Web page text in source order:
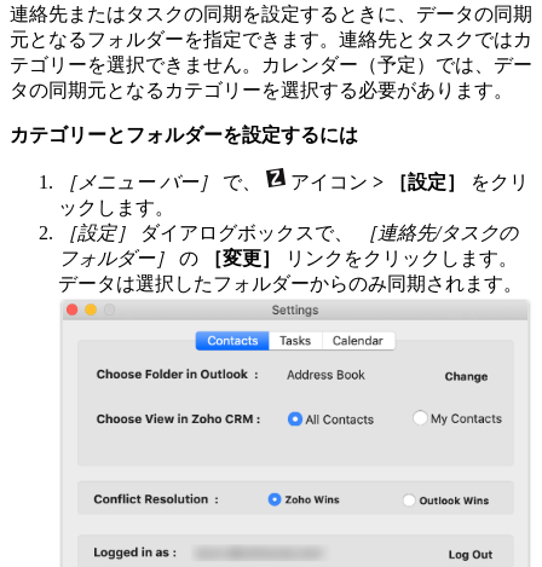
連絡先またはタスクの同期を設定するときに、データの同期
元となるフォルダーを指定できます。連絡先とタスクではカ
テゴリーを選択できません。カレンダー（予定）では、デー
タの同期元となるカテゴリーを選択する必要があります。
カテゴリーとフォルダーを設定するには
［メニュー バー］ で、 アイコン > ［設定］
をクリ
ックします。
［設定］
ダイアログボックスで、
［連絡先/タスクの
フォルダー］ の ［変更］
リンクをクリックします。
データは選択したフォルダーからのみ同期されます。